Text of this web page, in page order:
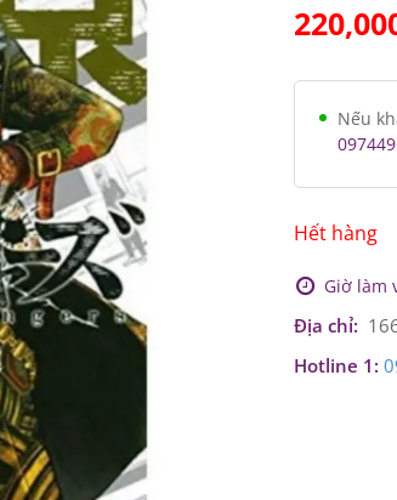
Nếu
Hết hàng
Giờ làm
Địa chỉ:
Hotline 1: